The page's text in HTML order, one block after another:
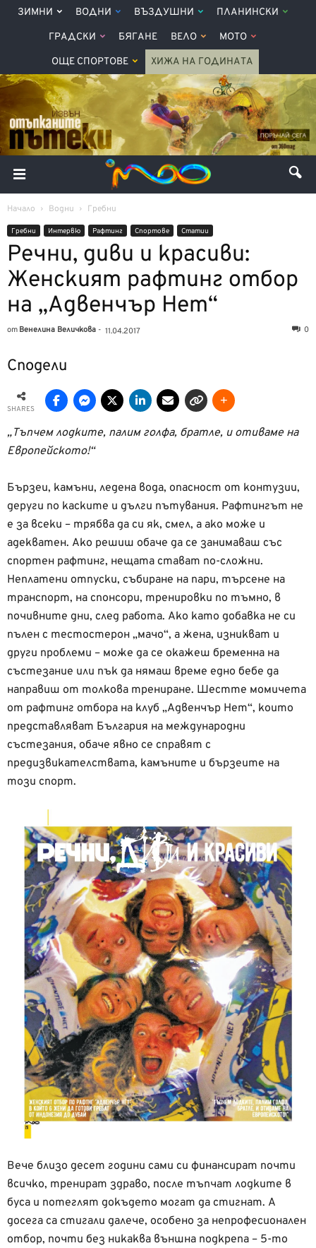
ЗИМНИ ВОДНИ ВЪЗДУШНИ ПЛАНИНСКИ
ГРАДСКИ БЯГАНЕ ВЕЛО МОТО
ОЩЕ СПОРТОВЕ ХИЖА НА ГОДИНАТА
Начало Водни Гребни
Гребни Интервю Рафтинг Спортове Статии
Речни, диви и красиви:
Женският рафтинг отбор
на „Адвенчър Нет“
от Венелина Величкова - 11.04.2017 0
Сподели
SHARES
„Тъпчем лодките, палим голфа, братле, и отиваме на
Европейското!“
Бързеи, камъни, ледена вода, опасност от контузии,
деруги по каските и дълги пътувания. Рафтингът не
е за всеки – трябва да си як, смел, а ако може и
адекватен. Ако решиш обаче да се занимаваш със
спортен рафтинг, нещата стават по-сложни.
Неплатени отпуски, събиране на пари, търсене на
транспорт, на спонсори, тренировки по тъмно, в
почивните дни, след работа. Ако като добавка не си
пълен с тестостерон „мачо“, а жена, изникват и
други проблеми – може да се окажеш бременна на
състезание или пък да нямаш време едно бебе да
направиш от толкова трениране. Шестте момичета
от рафтинг отбора на клуб „Адвенчър Нет“, които
представляват България на международни
състезания, обаче явно се справят с
предизвикателствата, камъните и бързеите на
този спорт.
Вече близо десет години сами си финансират почти
всичко, тренират здраво, после тъпчат лодките в
буса и потеглят докъдето могат да стигнат. А
досега са стигали далече, особено за непрофесионален
отбор, почти без никаква външна подкрепа – 5-то